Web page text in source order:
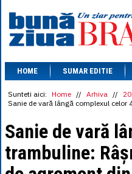
HOME SUMAR EDITIE
Sunteti aici: Home // Arhiva //
Sanie de vară lângă complexul celor
Sanie de vară
trambuline: